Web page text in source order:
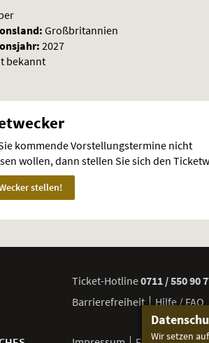
Großbritannien
2027
bekannt
kommende Vorstellungstermine nicht
wollen, dann stellen Sie sich den
stellen!
Ticket-Hotline0711 / 550 90
Barrierefreiheit
Hilfe / FAQ
Wir setzen